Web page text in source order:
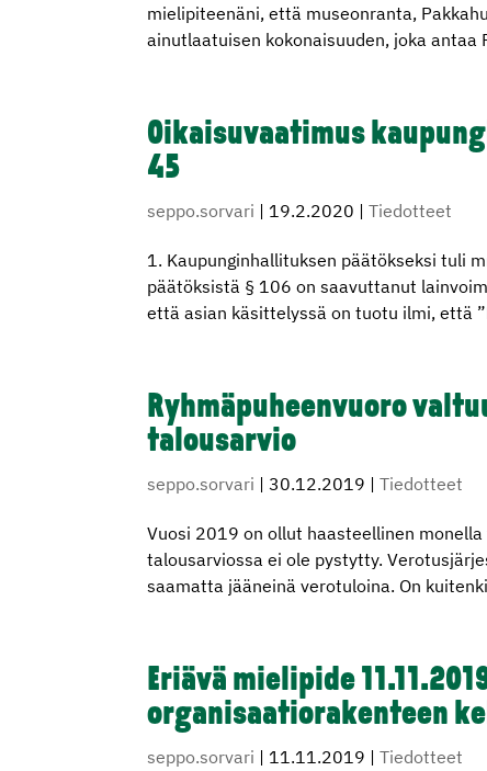
mielipiteenäni, että museonranta,
ainutlaatuisen kokonaisuuden, joka antaa
Oikaisuvaatimus
45
seppo.sorvari | 19.2.2020 |Tiedotteet
1. Kaupunginhallituksen päätökseksi tuli
päätöksistä § 106 on saavuttanut
että asian käsittelyssä on tuotu ilmi, että
Ryhmäpuheenvuoro
talousarvio
seppo.sorvari |30.12.2019 |Tiedotteet
Vuosi 2019 on ollut haasteellinen
talousarviossa ei ole pystytty.
saamatta jääneinä verotuloina. On
Eriävä mielipide
organisaatiorakenteen
seppo.sorvari | 11.11.2019 |Tiedotteet